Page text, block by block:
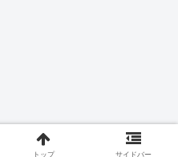
トップ サイドバー